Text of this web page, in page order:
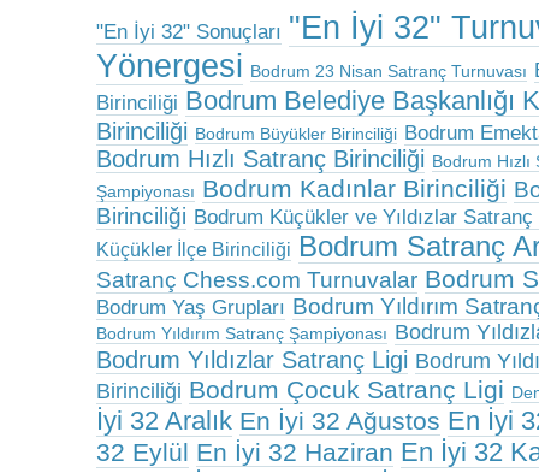
"En İyi 32" Sonuçları "En İyi 32"
Yönergesi Bodrum 23 Nisan Satranç Turnuvası
Birinciliği Bodrum Belediye Başkanlığı
Birinciliği Bodrum Büyükler Birinciliği Bodrum
Bodrum Hızlı Satranç Birinciliği Bodrum Hızlı
Şampiyonası Bodrum Kadınlar Birinciliği
Birinciliği Bodrum Küçükler ve Yıldızlar
Küçükler İlçe Birinciliği Bodrum Satranç
Satranç Chess.com Turnuvalar Bodrum
Bodrum Yaş Grupları Bodrum Yıldırım
Bodrum Yıldırım Satranç Şampiyonası Bodrum
Bodrum Yıldızlar Satranç Ligi Bodrum
Birinciliği Bodrum Çocuk Satranç Ligi
İyi 32 Aralık En İyi 32 Ağustos En İyi
32 Eylül En İyi 32 Haziran En İyi 32